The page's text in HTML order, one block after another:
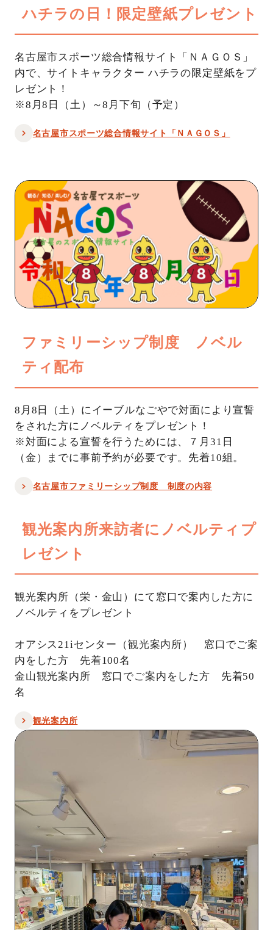
ハチラの日！限定壁紙プレゼント
名古屋市スポーツ総合情報サイト「ＮＡＧＯＳ」
内で、サイトキャラクター ハチラの限定壁紙をプ
レゼント！
※8月8日（土）～8月下旬（予定）
名古屋市スポーツ総合情報サイト「ＮＡＧＯＳ」
ファミリーシップ制度 ノベル
ティ配布
8月8日（土）にイーブルなごやで対面により宣誓
をされた方にノベルティをプレゼント！
※対面による宣誓を行うためには、７月31日
（金）までに事前予約が必要です。先着10組。
名古屋市ファミリーシップ制度 制度の内容
観光案内所来訪者にノベルティプ
レゼント
観光案内所（栄・金山）にて窓口で案内した方に
ノベルティをプレゼント
オアシス21iセンター（観光案内所） 窓口でご案
内をした方 先着100名
金山観光案内所 窓口でご案内をした方 先着50
名
観光案内所